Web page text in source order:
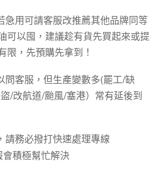
急用可請客服改推薦其他品牌同等
可以囤，建議趁有貨先買起來或提
限，先預購先拿到！
問客服，但生產變數多(罷工/缺
/改航道/颱風/塞港）常有延後到
請務必撥打快速處理專線
會積極幫忙解決